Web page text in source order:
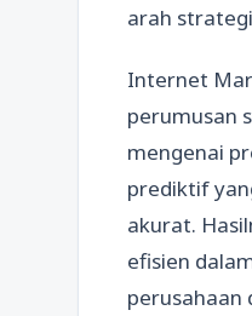
arah
Internet
perumusan
mengenai
prediktif
akurat.
efisien
perusahaan